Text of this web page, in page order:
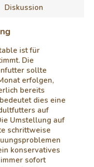
Diskussion
ist für
Die
sollte
erfolgen,
bereits
dies eine
auf
Umstellung auf
schrittweise
konservatives
sofort